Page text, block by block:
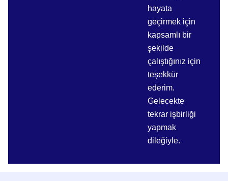
hayata
geçirmek için
kapsamlı bir
şekilde
çalıştığınız için
teşekkür
ederim.
Gelecekte
tekrar işbirliği
yapmak
dileğiyle.